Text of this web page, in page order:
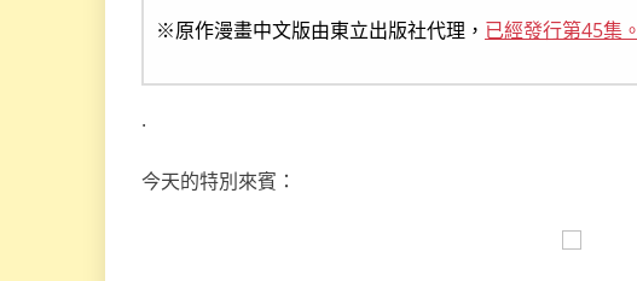
※原作漫畫中文版由東立出版社代理， 已經發行第45集。
.
今天的特別來賓：